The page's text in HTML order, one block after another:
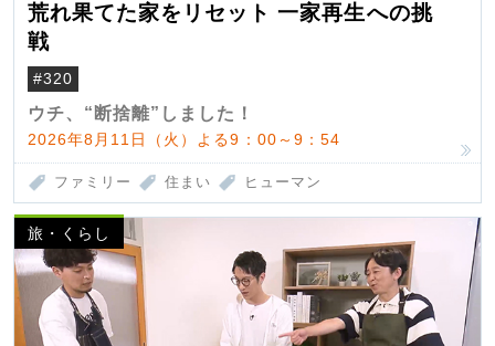
荒れ果てた家をリセット 一家再生への挑
戦
#320
ウチ、“断捨離”しました！
2026年8月11日（火）よる9：00～9：54
ファミリー 住まい ヒューマン
旅・くらし